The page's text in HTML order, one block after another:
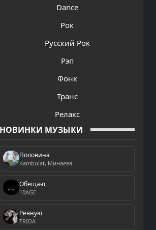
Dance
Рок
Русский Рок
Рэп
Фонк
Транс
Релакс
НОВИНКИ МУЗЫКИ
Половина
Kambulat, Минаева
Обещаю
10AGE
Ревную
TRIDA